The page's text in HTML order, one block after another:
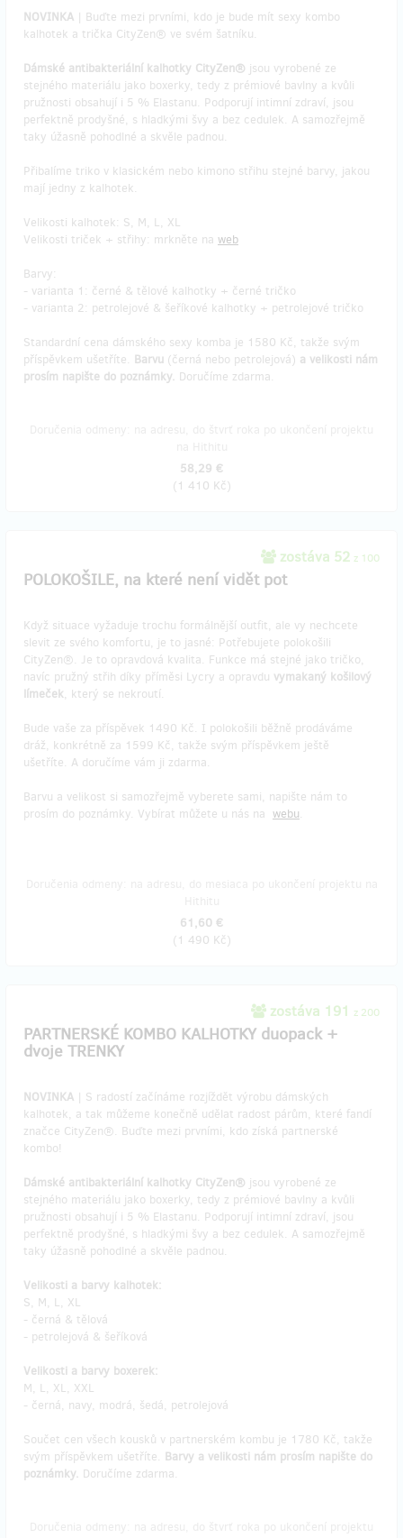
NOVINKA | Buďte mezi prvními, kdo je bude mít sexy kombo
kalhotek a trička CityZen® ve svém šatníku.
Dámské antibakteriální kalhotky CityZen® jsou vyrobené ze
stejného materiálu jako boxerky, tedy z prémiové bavlny a kvůli
pružnosti obsahují i 5 % Elastanu. Podporují intimní zdraví, jsou
perfektně prodyšné, s hladkými švy a bez cedulek. A samozřejmě
taky úžasně pohodlné a skvěle padnou.
Přibalíme triko v klasickém nebo kimono střihu stejné barvy, jakou
mají jedny z kalhotek.
Velikosti kalhotek: S, M, L, XL
Velikosti triček + střihy: mrkněte na web
Barvy:
- varianta 1: černé & tělové kalhotky + černé tričko
- varianta 2: petrolejové & šeříkové kalhotky + petrolejové tričko
Standardní cena dámského sexy komba je 1580 Kč, takže svým
příspěvkem ušetříte. Barvu (černá nebo petrolejová) a velikosti nám
prosím napište do poznámky. Doručíme zdarma.
58,29 €
(1 410 Kč)
zostáva 52 z 100
POLOKOŠILE, na které není vidět pot
Když situace vyžaduje trochu formálnější outfit, ale vy nechcete
slevit ze svého komfortu, je to jasné: Potřebujete polokošili
CityZen®. Je to opravdová kvalita. Funkce má stejné jako tričko,
navíc pružný střih díky příměsi Lycry a opravdu vymakaný košilový
límeček, který se nekroutí.
Bude vaše za příspěvek 1490 Kč. I polokošili běžně prodáváme
dráž, konkrétně za 1599 Kč, takže svým příspěvkem ještě
ušetříte. A doručíme vám ji zdarma.
Barvu a velikost si samozřejmě vyberete sami, napište nám to
prosím do poznámky. Vybírat můžete u nás na webu.
61,60 €
(1 490 Kč)
zostáva 191 z 200
PARTNERSKÉ KOMBO KALHOTKY duopack +
dvoje TRENKY
NOVINKA | S radostí začínáme rozjíždět výrobu dámských
kalhotek, a tak můžeme konečně udělat radost párům, které fandí
značce CityZen®. Buďte mezi prvními, kdo získá partnerské
kombo!
Dámské antibakteriální kalhotky CityZen® jsou vyrobené ze
stejného materiálu jako boxerky, tedy z prémiové bavlny a kvůli
pružnosti obsahují i 5 % Elastanu. Podporují intimní zdraví, jsou
perfektně prodyšné, s hladkými švy a bez cedulek. A samozřejmě
taky úžasně pohodlné a skvěle padnou.
Velikosti a barvy kalhotek:
S, M, L, XL
- černá & tělová
- petrolejová & šeříková
Velikosti a barvy boxerek:
M, L, XL, XXL
- černá, navy, modrá, šedá, petrolejová
Součet cen všech kousků v partnerském kombu je 1780 Kč, takže
svým příspěvkem ušetříte. Barvy a velikosti nám prosím napište do
poznámky. Doručíme zdarma.